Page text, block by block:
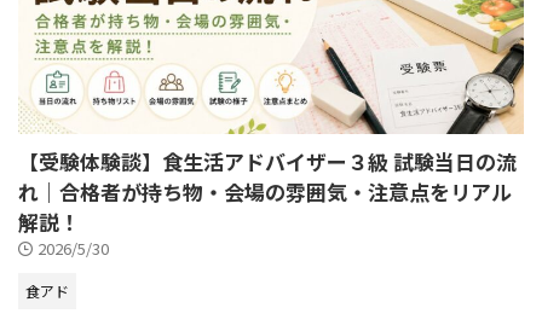
【受験体験談】食生活アドバイザー３級 試験当日の流
れ｜合格者が持ち物・会場の雰囲気・注意点をリアル
解説！
2026/5/30
食アド